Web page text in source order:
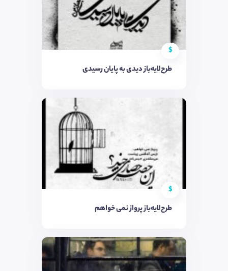
$
طرح‌لایه‌باز دیدی به پایان رسیدی
$
طرح‌لایه‌باز پرواز نمی خواهم